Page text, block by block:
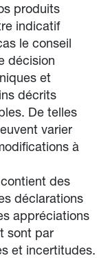
produits
indicatif
le conseil
décision
et
décrits
De telles
varier
à
des
déclarations
appréciations
sont par
et incertitudes.